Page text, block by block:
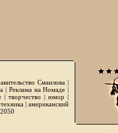
Смаилова|
| Реклама на Номаде |
| творчество | юмор |
|американский